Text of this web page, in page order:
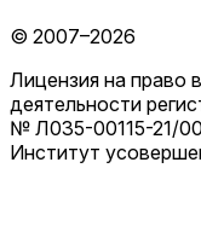
© 2007–2026
Лицензия на право
деятельности
№ Л035-00115-21/
Институт